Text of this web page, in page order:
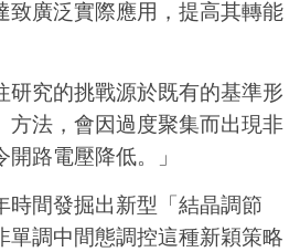
致廣泛實際應用，提高其轉能
研究的挑戰源於既有的基準形
方法，會因過度聚集而出現非
路電壓降低。」
時間發掘出新型「結晶調節
單調中間態調控這種新穎策略